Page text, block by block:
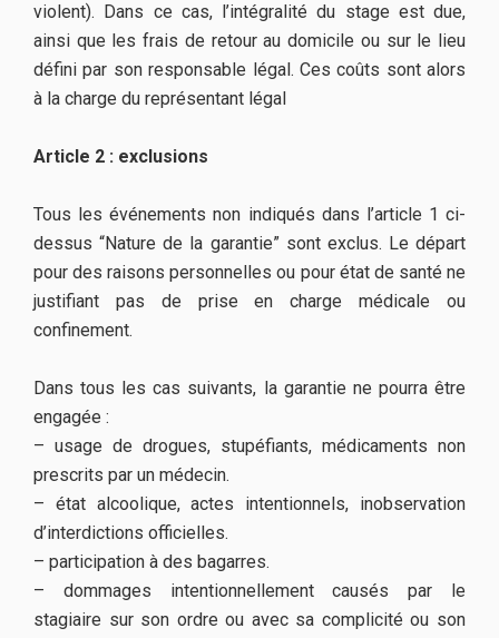
violent). Dans ce cas, l’intégralité du stage est due,
ainsi que les frais de retour au domicile ou sur le lieu
défini par son responsable légal. Ces coûts sont alors
à la charge du représentant légal
Article 2 : exclusions
Tous les événements non indiqués dans l’article 1 ci-
dessus “Nature de la garantie” sont exclus. Le départ
pour des raisons personnelles ou pour état de santé ne
justifiant pas de prise en charge médicale ou
confinement.
Dans tous les cas suivants, la garantie ne pourra être
engagée :
– usage de drogues, stupéfiants, médicaments non
prescrits par un médecin.
– état alcoolique, actes intentionnels, inobservation
d’interdictions officielles.
– participation à des bagarres.
– dommages intentionnellement causés par le
stagiaire sur son ordre ou avec sa complicité ou son